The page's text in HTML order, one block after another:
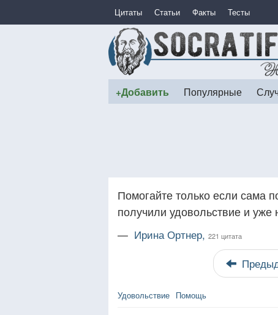
Цитаты Статьи Факты Тесты
+Добавить Популярные
Помогайте только если сама
получили удовольствие и
— Ирина Ортнер, 221 цитата
Удовольствие Помощь